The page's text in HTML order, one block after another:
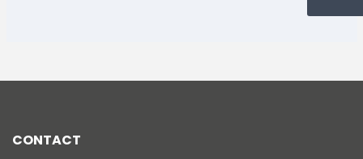
CONTACT